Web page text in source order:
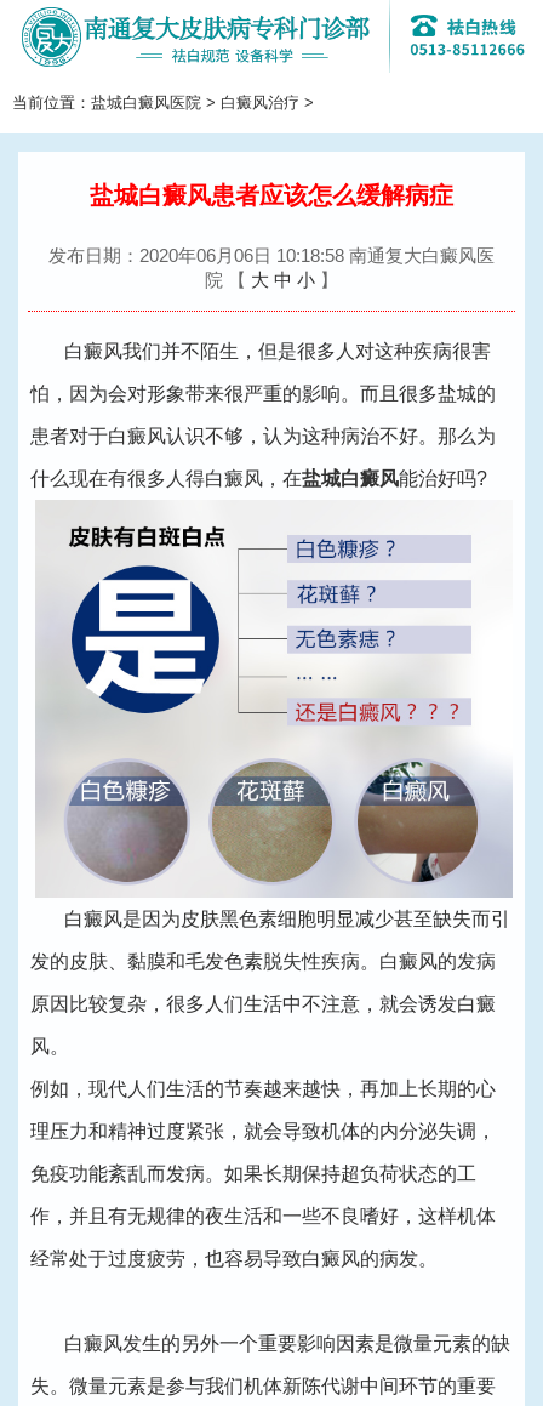
当前位置： 盐城白癜风医院 > 白癜风治疗 >
换
导
盐城白癜风患者应该怎么缓解病症
发布日期：2020年06月06日 10:18:58 南通复大白癜风医
院
【 大 中 小 】
白癜风我们并不陌生，但是很多人对这种疾病很害
怕，因为会对形象带来很严重的影响。而且很多盐城的
患者对于白癜风认识不够，认为这种病治不好。那么为
什么现在有很多人得白癜风，在盐城白癜风能治好吗?
白癜风是因为皮肤黑色素细胞明显减少甚至缺失而引
发的皮肤、黏膜和毛发色素脱失性疾病。白癜风的发病
原因比较复杂，很多人们生活中不注意，就会诱发白癜
风。
例如，现代人们生活的节奏越来越快，再加上长期的心
理压力和精神过度紧张，就会导致机体的内分泌失调，
免疫功能紊乱而发病。如果长期保持超负荷状态的工
作，并且有无规律的夜生活和一些不良嗜好，这样机体
经常处于过度疲劳，也容易导致白癜风的病发。
白癜风发生的另外一个重要影响因素是微量元素的缺
失。微量元素是参与我们机体新陈代谢中间环节的重要